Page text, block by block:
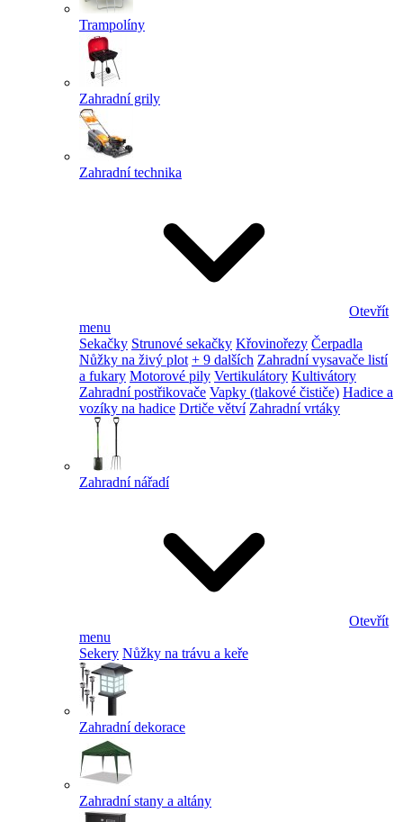
Trampolíny
Zahradní grily
Zahradní technika
Otevřít
menu
Sekačky Strunové sekačky Křovinořezy Čerpadla
Nůžky na živý plot + 9 dalších Zahradní vysavače listí
a fukary Motorové pily Vertikulátory Kultivátory
Zahradní postřikovače Vapky (tlakové čističe) Hadice a
vozíky na hadice Drtiče větví Zahradní vrtáky
Zahradní nářadí
Otevřít
menu
Sekery Nůžky na trávu a keře
Zahradní dekorace
Zahradní stany a altány